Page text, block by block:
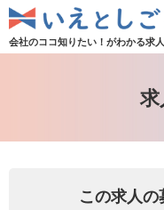
会社のココ知りたい！がわかる求
この求人の